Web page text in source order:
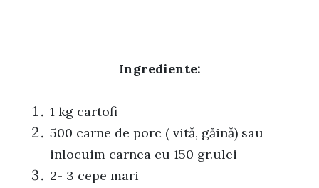
Ingrediente:
1 kg cartofi
500 carne de porc ( vită, găină) sau
inlocuim carnea cu 150 gr.ulei
2- 3 cepe mari